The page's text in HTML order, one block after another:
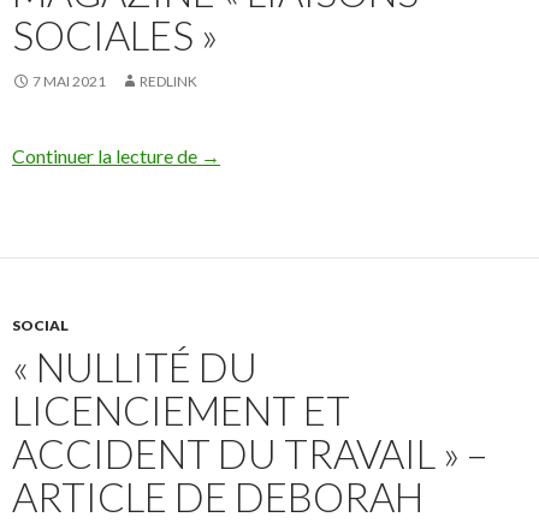
SOCIALES »
7 MAI 2021 REDLINK
Continuer la lecture de Decodages – inspection du travail –
→
SOCIAL
« NULLITÉ DU
LICENCIEMENT ET
ACCIDENT DU TRAVAIL » –
ARTICLE DE DEBORAH